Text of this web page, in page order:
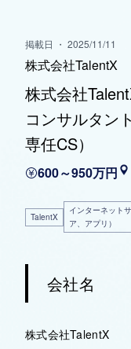
掲載日 ・ 2025/11/11
株式会社TalentX
株式会社
コンサルタン
専任CS）
600～950万円
TalentX
インターネット
ア、アプリ）
会社名
株式会社TalentX